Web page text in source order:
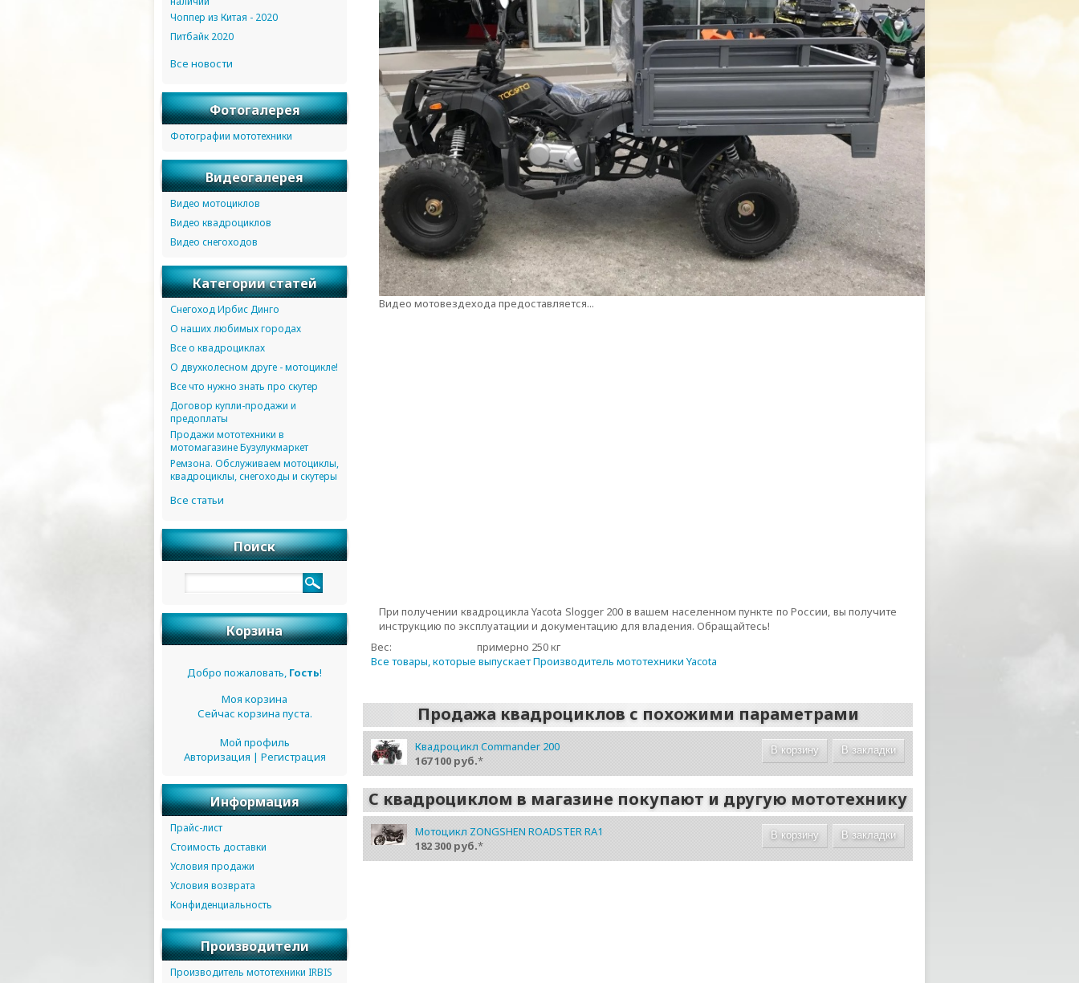
Видео мотовездехода предоставляется...
При получении квадроцикла Yacota Slogger 200 в вашем населенном пункте по России, вы получите
инструкцию по эксплуатации и документацию для владения. Обращайтесь!
Вес:
примерно 250 кг
Все товары, которые выпускает Производитель мототехники Yacota
Продажа квадроциклов с похожими параметрами
Квадроцикл Commander 200
167 100 руб.*
В корзину В закладки
С квадроциклом в магазине покупают и другую мототехнику
Мотоцикл ZONGSHEN ROADSTER RA1
182 300 руб.*
В корзину В закладки
Чоппер из Китая - 2020
Питбайк 2020
Все новости
Фотогалерея
Фотографии мототехники
Видеогалерея
Видео мотоциклов
Видео квадроциклов
Видео снегоходов
Категории статей
Снегоход Ирбис Динго
О наших любимых городах
Все о квадроциклах
О двухколесном друге - мотоцикле!
Все что нужно знать про скутер
Договор купли-продажи и
предоплаты
Продажи мототехники в
мотомагазине Бузулукмаркет
Ремзона. Обслуживаем мотоциклы,
квадроциклы, снегоходы и скутеры
Все статьи
Поиск
Корзина
Добро пожаловать, Гость!
Моя корзина
Сейчас корзина пуста.
Мой профиль
Авторизация | Регистрация
Информация
Прайс-лист
Стоимость доставки
Условия продажи
Условия возврата
Конфиденциальность
Производители
Производитель мототехники IRBIS